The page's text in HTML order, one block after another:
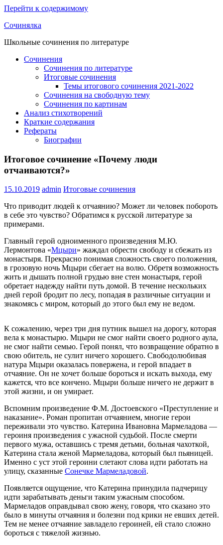
Перейти к содержимому
Сочинялка
Школьные сочинения по литературе
Сочинения
Сочинения по литературе
Итоговые сочинения
Темы итогового сочинения 2021-2022
Сочинения на свободную тему
Сочинения по картинам
Анализ стихотворений
Краткие содержания
Рефераты
Биографии
Итоговое сочинение «Почему люди
отчаиваются?»
15.10.2019 admin Итоговые сочинения
Что приводит людей к отчаянию? Может ли человек побороть
в себе это чувство? Обратимся к русской литературе за
примерами.
Главный герой одноименного произведения М.Ю.
Лермонтова «Мцыри» жаждал обрести свободу и сбежать из
монастыря. Прекрасно понимая сложность своего положения,
в грозовую ночь Мцыри сбегает на волю. Обретя возможность
жить и дышать полной грудью вне стен монастыря, герой
обретает надежду найти путь домой. В течение нескольких
дней герой бродит по лесу, попадая в различные ситуации и
знакомясь с миром, который до этого был ему не ведом.
К сожалению, через три дня путник вышел на дорогу, которая
вела к монастырю. Мцыри не смог найти своего родного аула,
не смог найти семью. Герой понял, что возвращение обратно в
свою обитель, не сулит ничего хорошего. Свободолюбивая
натура Мцыри оказалась повержена, и герой впадает в
отчаяние. Он не хочет больше бороться и искать выхода, ему
кажется, что все кончено. Мцыри больше ничего не держит в
этой жизни, и он умирает.
Вспомним произведение Ф.М. Достоевского «Преступление и
наказание». Роман пропитан отчаянием, многие герои
переживали это чувство. Катерина Ивановна Мармеладова —
героиня произведения с ужасной судьбой. После смерти
первого мужа, оставшись с тремя детьми, больная чахоткой,
Катерина стала женой Мармеладова, который был пьяницей.
Именно с уст этой героини слетают слова идти работать на
улицу, сказанные Сонечке Мармеладовой.
Появляется ощущение, что Катерина принудила падчерицу
идти зарабатывать деньги таким ужасным способом.
Мармеладов оправдывал свою жену, говоря, что сказано это
было в минуты отчаяния и болезни под крики не евших детей.
Тем не менее отчаяние завладело героиней, ей стало сложно
бороться с тяжелой жизнью.